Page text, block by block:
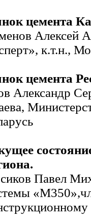
цемента
Алексей
к.т.н.,
цемента
Александр
Павел